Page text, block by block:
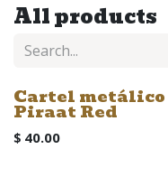
All products
Cartel metálico
Piraat Red
$ 40.00